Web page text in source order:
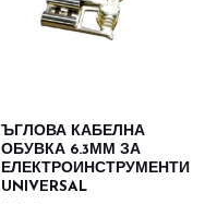
ЪГЛОВА КАБЕЛНА
ОБУВКА 6.3ММ ЗА
ЕЛЕКТРОИНСТРУМЕНТИ
UNIVERSAL